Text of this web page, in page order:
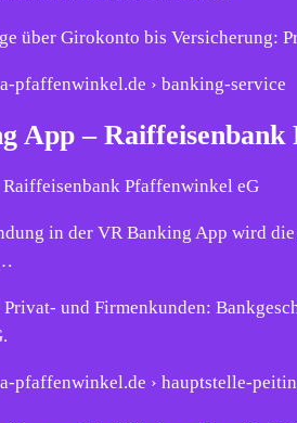
über Girokonto bis Versicherung:
pfaffenwinkel.de › banking-service
App – Raiffeisenbank
Pfaffenwinkel eG
in der VR Banking App wird
und Firmenkunden:
pfaffenwinkel.de › hauptstelle-